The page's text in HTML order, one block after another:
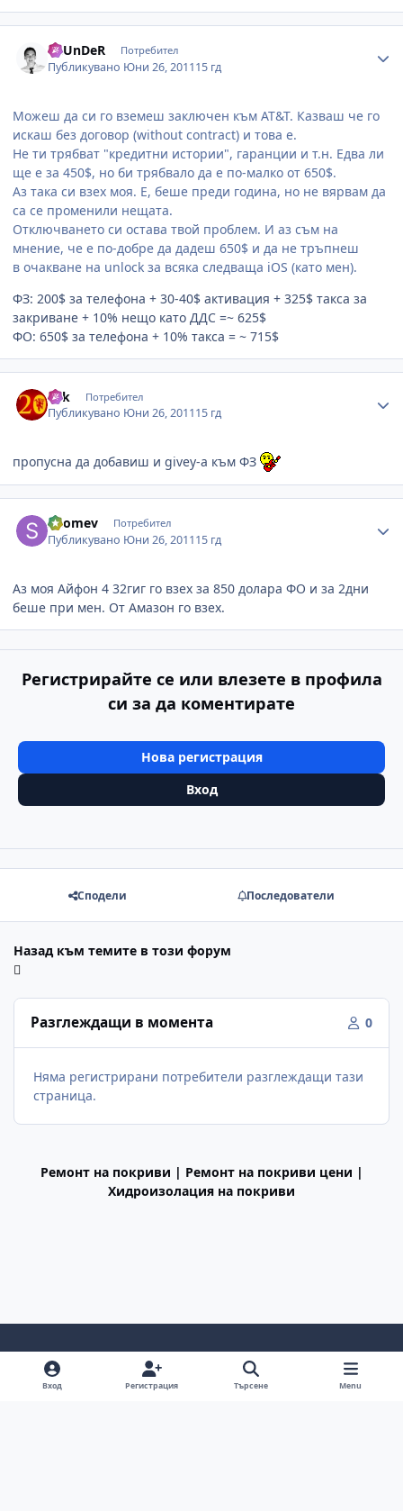
ThUnDeR Потребител
Публикувано Юни 26, 201115 гд
Можеш да си го вземеш заключен към AT&T. Казваш че го
искаш без договор (without contract) и това е.
Не ти трябват "кредитни истории", гаранции и т.н. Едва ли
ще е за 450$, но би трябвало да е по-малко от 650$.
Аз така си взех моя. Е, беше преди година, но не вярвам да
са се променили нещата.
Отключването си остава твой проблем. И аз съм на
мнение, че е по-добре да дадеш 650$ и да не тръпнеш
в очакване на unlock за всяка следваща iOS (като мен).
ФЗ: 200$ за телефона + 30-40$ активация + 325$ такса за
закриване + 10% нещо като ДДС =~ 625$
ФО: 650$ за телефона + 10% такса = ~ 715$
eek Потребител
Публикувано Юни 26, 201115 гд
пропусна да добавиш и givey-a към ФЗ
Shomev Потребител
Публикувано Юни 26, 201115 гд
Аз моя Айфон 4 32гиг го взех за 850 долара ФО и за 2дни
беше при мен. От Амазон го взех.
Регистрирайте се или влезете в профила
си за да коментирате
Нова регистрация
Вход
Сподели Последователи
Назад към темите в този форум
Разглеждащи в момента 0
Няма регистрирани потребители разглеждащи тази
страница.
Ремонт на покриви | Ремонт на покриви цени |
Хидроизолация на покриви
Light ModeDark ModeSystem Preference
f
Вход Регистрация Търсене Menu